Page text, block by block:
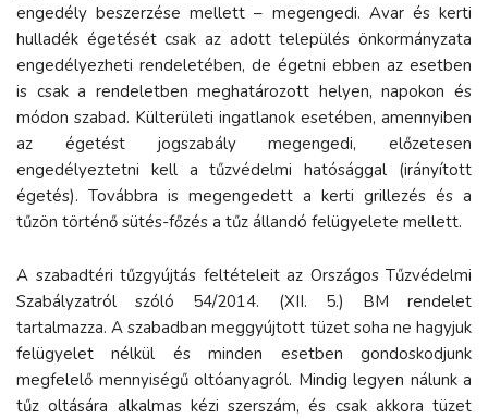
engedély beszerzése mellett – megengedi. Avar és kerti
hulladék égetését csak az adott település önkormányzata
engedélyezheti rendeletében, de égetni ebben az esetben
is csak a rendeletben meghatározott helyen, napokon és
módon szabad. Külterületi ingatlanok esetében, amennyiben
az égetést jogszabály megengedi, előzetesen
engedélyeztetni kell a tűzvédelmi hatósággal (irányított
égetés). Továbbra is megengedett a kerti grillezés és a
tűzön történő sütés-főzés a tűz állandó felügyelete mellett.
A szabadtéri tűzgyújtás feltételeit az Országos Tűzvédelmi
Szabályzatról szóló 54/2014. (XII. 5.) BM rendelet
tartalmazza. A szabadban meggyújtott tüzet soha ne hagyjuk
felügyelet nélkül és minden esetben gondoskodjunk
megfelelő mennyiségű oltóanyagról. Mindig legyen nálunk a
tűz oltására alkalmas kézi szerszám, és csak akkora tüzet